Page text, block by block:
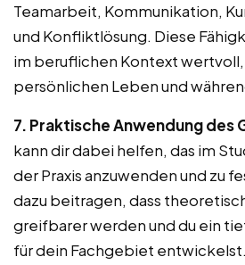
Teamarbeit, Kommunikation,
und Konfliktlösung. Diese
im beruflichen Kontext wertvoll,
persönlichen Leben und
7. Praktische Anwendung des
kann dir dabei helfen, das im
der Praxis anzuwenden und zu
dazu beitragen, dass
greifbarer werden und du ein
für dein Fachgebiet entwickelst.